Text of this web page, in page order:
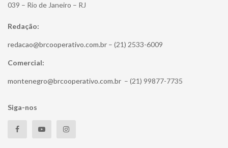
039 – Rio de Janeiro – RJ
Redação:
redacao@brcooperativo.com.br – (21) 2533-6009
Comercial:
montenegro@brcooperativo.com.br – (21) 99877-7735
Siga-nos